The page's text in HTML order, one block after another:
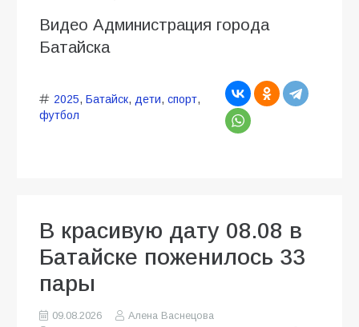
Видео Администрация города
Батайска
2025, Батайск, дети, спорт,
футбол
В красивую дату 08.08 в
Батайске поженилось 33
пары
09.08.2026
Алена Васнецова